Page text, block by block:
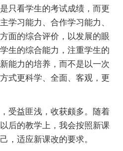
只看学生的考试成绩，而更
学习能力、合作学习能力、
面的综合评价，以发展的眼
生的综合能力，注重学生的
能力的培养，而不是以一次
式更科学、全面、客观，更
益匪浅，收获颇多。随着
后的教学上，我会按照新课
，适应新课改的要求。